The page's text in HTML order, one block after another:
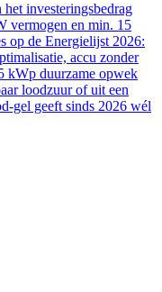
investeringsbedrag
vermogen en min. 15
op de Energielijst 2026:
accu zonder
kWp duurzame opwek
loodzuur of uit een
gel geeft sinds 2026 wél